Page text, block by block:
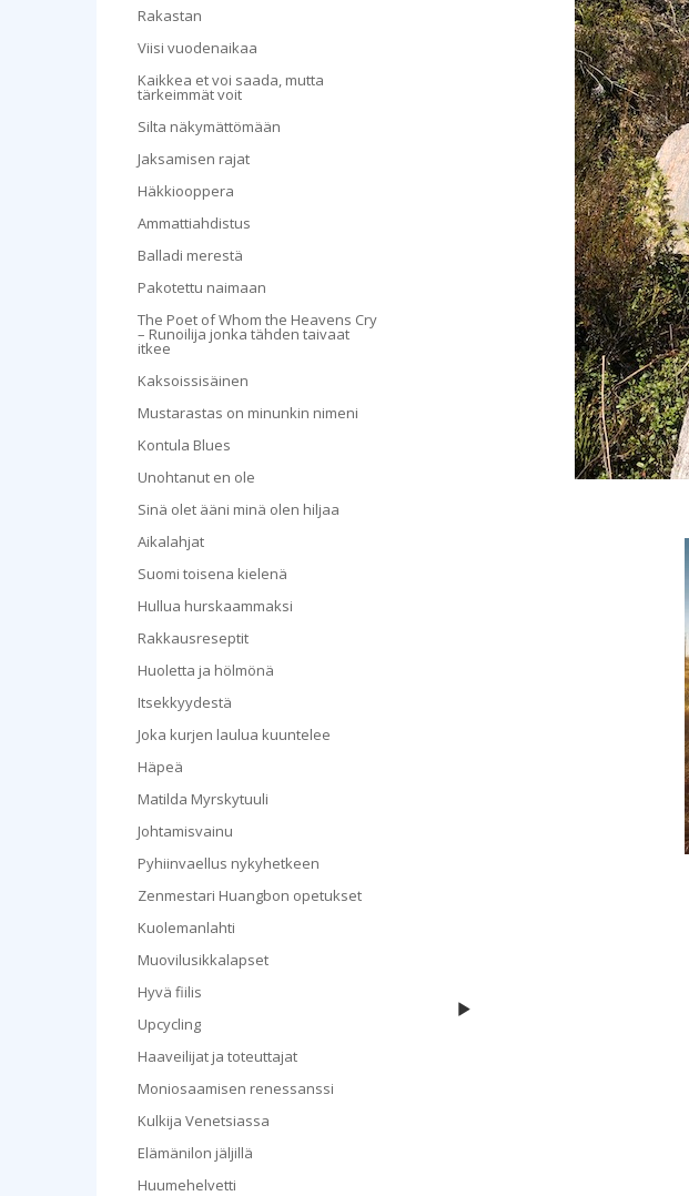
Rakastan
Viisi vuodenaikaa
Kaikkea et voi saada, mutta
tärkeimmät voit
Silta näkymättömään
Jaksamisen rajat
Häkkiooppera
Ammattiahdistus
Balladi merestä
Pakotettu naimaan
The Poet of Whom the Heavens Cry
– Runoilija jonka tähden taivaat
itkee
Kaksoissisäinen
Mustarastas on minunkin nimeni
Kontula Blues
Unohtanut en ole
Sinä olet ääni minä olen hiljaa
Aikalahjat
Suomi toisena kielenä
Hullua hurskaammaksi
Rakkausreseptit
Huoletta ja hölmönä
Itsekkyydestä
Joka kurjen laulua kuuntelee
Häpeä
Matilda Myrskytuuli
Johtamisvainu
Pyhiinvaellus nykyhetkeen
Zenmestari Huangbon opetukset
Kuolemanlahti
Muovilusikkalapset
Hyvä fiilis
Upcycling
Haaveilijat ja toteuttajat
Moniosaamisen renessanssi
Kulkija Venetsiassa
Elämänilon jäljillä
Huumehelvetti